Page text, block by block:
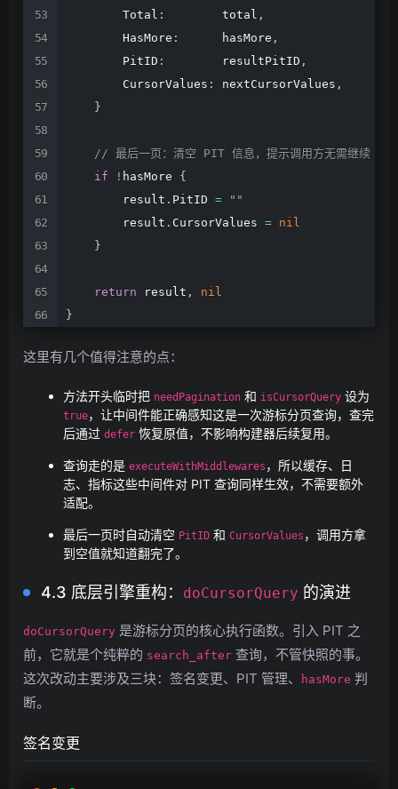
Total : total ,
HasMore : hasMore ,
PitID : resultPitID ,
CursorValues : nextCursorValues ,
}
// 最后一页：清空 PIT 信息，提示调用方无需继续
if
! hasMore
{
result . PitID =
""
result . CursorValues = nil
}
return result ,
nil
}
这里有几个值得注意的点：
方法开头临时把 needPagination 和 isCursorQuery 设为
true，让中间件能正确感知这是一次游标分页查询，查完
后通过 defer 恢复原值，不影响构建器后续复用。
查询走的是 executeWithMiddlewares ，所以缓存、日
志、指标这些中间件对 PIT 查询同样生效，不需要额外
适配。
最后一页时自动清空 PitID 和 CursorValues ，调用方拿
到空值就知道翻完了。
4.3 底层引擎重构： doCursorQuery 的演进
doCursorQuery 是游标分页的核心执行函数。引入 PIT 之
前，它就是个纯粹的 search_after 查询，不管快照的事。
这次改动主要涉及三块：签名变更、PIT 管理、
hasMore 判
断。
签名变更